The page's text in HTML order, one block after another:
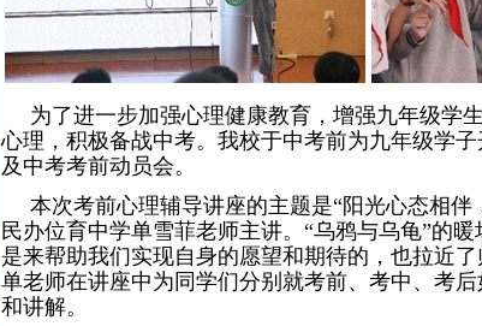
为了进一步加强心理健康教育，增强九年级学
心理，积极备战中考。我校于中考前为九年级学
及中考考前动员会。
本次考前心理辅导讲座的主题是“阳光心态相伴
民办位育中学单雪菲老师主讲。“乌鸦与乌龟”的
是来帮助我们实现自身的愿望和期待的，也拉近了
单老师在讲座中为同学们分别就考前、考中、考
和讲解。